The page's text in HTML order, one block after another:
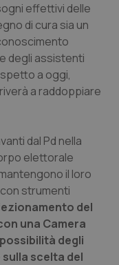
effettivi delle
di cura sia un
degli assistenti
a oggi,
a raddoppiare
dal Pd nella
elettorale
il loro
strumenti
del
una Camera
degli
scelta del